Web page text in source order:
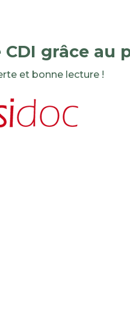
grâce au
et bonne lecture !